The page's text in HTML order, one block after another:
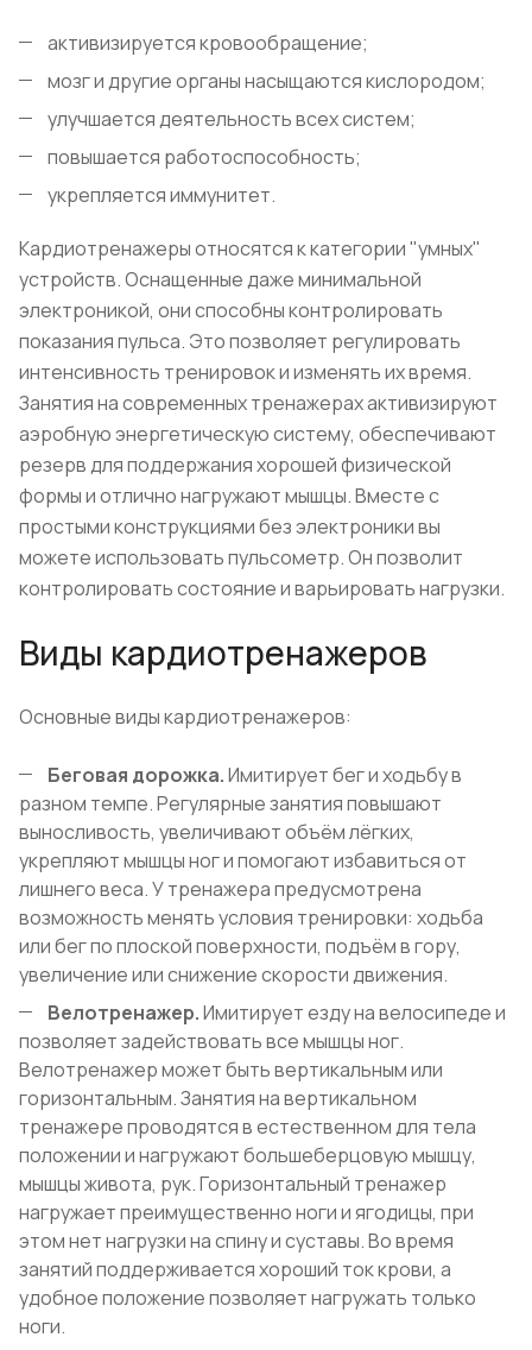
активизируется кровообращение;
мозг и другие органы насыщаются кислородом;
улучшается деятельность всех систем;
повышается работоспособность;
укрепляется иммунитет.
Кардиотренажеры относятся к категории "умных"
устройств. Оснащенные даже минимальной
электроникой, они способны контролировать
показания пульса. Это позволяет регулировать
интенсивность тренировок и изменять их время.
Занятия на современных тренажерах активизируют
аэробную энергетическую систему, обеспечивают
резерв для поддержания хорошей физической
формы и отлично нагружают мышцы. Вместе с
простыми конструкциями без электроники вы
можете использовать пульсометр. Он позволит
контролировать состояние и варьировать нагрузки.
Виды кардиотренажеров
Основные виды кардиотренажеров:
Беговая дорожка.Имитирует бег и ходьбу в
разном темпе. Регулярные занятия повышают
выносливость, увеличивают объём лёгких,
укрепляют мышцы ног и помогают избавиться от
лишнего веса. У тренажера предусмотрена
возможность менять условия тренировки: ходьба
или бег по плоской поверхности, подъём в гору,
увеличение или снижение скорости движения.
Велотренажер.Имитирует езду на велосипеде и
позволяет задействовать все мышцы ног.
Велотренажер может быть вертикальным или
горизонтальным. Занятия на вертикальном
тренажере проводятся в естественном для тела
положении и нагружают большеберцовую мышцу,
мышцы живота, рук. Горизонтальный тренажер
нагружает преимущественно ноги и ягодицы, при
этом нет нагрузки на спину и суставы. Во время
занятий поддерживается хороший ток крови, а
удобное положение позволяет нагружать только
ноги.